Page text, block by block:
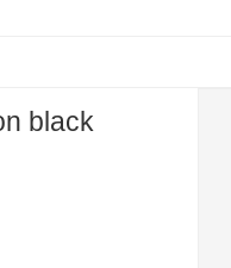
black